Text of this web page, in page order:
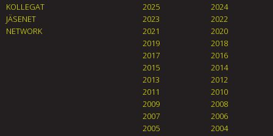
KOLLEGAT
JÄSENET
NETWORK
2025
2024
2023
2022
2021
2020
2019
2018
2017
2016
2015
2014
2013
2012
2011
2010
2009
2008
2007
2006
2005
2004